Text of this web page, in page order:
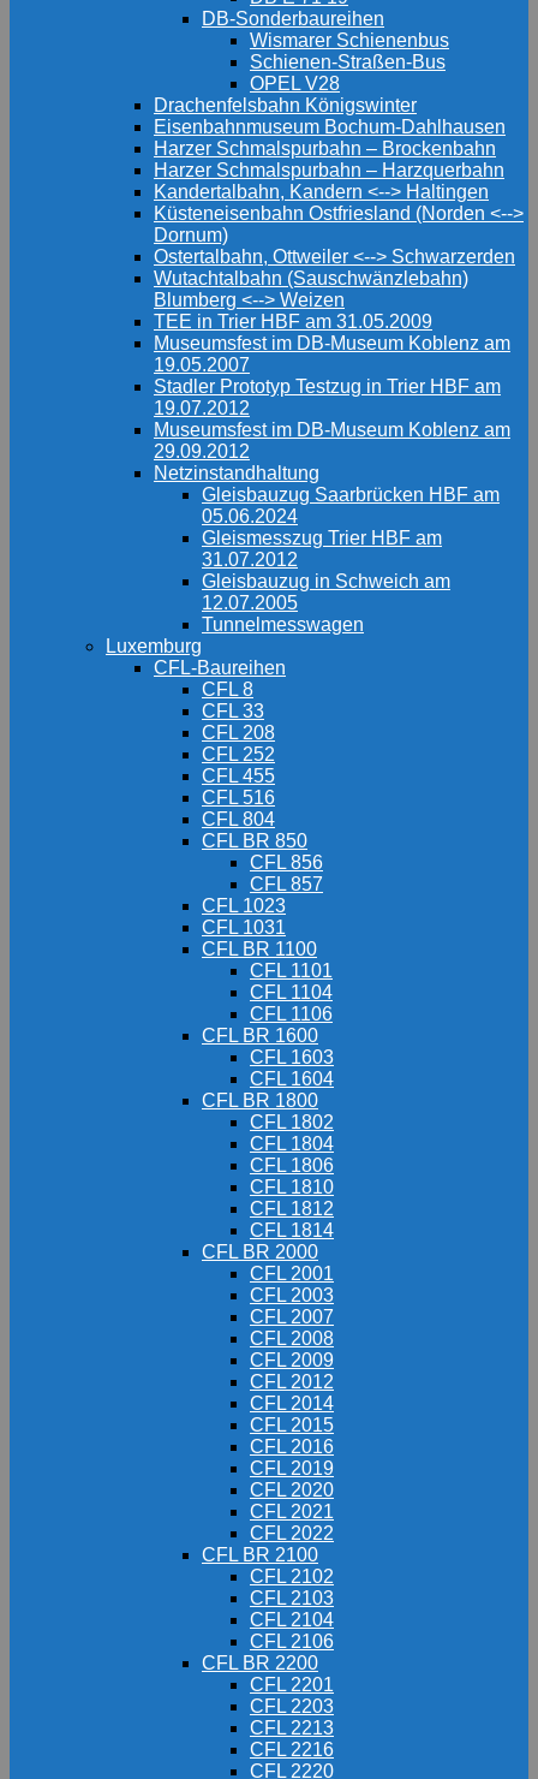
DB-Sonderbaureihen
Wismarer Schienenbus
Schienen-Straßen-Bus
OPEL V28
Drachenfelsbahn Königswinter
Eisenbahnmuseum Bochum-Dahlhausen
Harzer Schmalspurbahn – Brockenbahn
Harzer Schmalspurbahn – Harzquerbahn
Kandertalbahn, Kandern <--> Haltingen
Küsteneisenbahn Ostfriesland (Norden <-->
Dornum)
Ostertalbahn, Ottweiler <--> Schwarzerden
Wutachtalbahn (Sauschwänzlebahn)
Blumberg <--> Weizen
TEE in Trier HBF am 31.05.2009
Museumsfest im DB-Museum Koblenz am
19.05.2007
Stadler Prototyp Testzug in Trier HBF am
19.07.2012
Museumsfest im DB-Museum Koblenz am
29.09.2012
Netzinstandhaltung
Gleisbauzug Saarbrücken HBF am
05.06.2024
Gleismesszug Trier HBF am
31.07.2012
Gleisbauzug in Schweich am
12.07.2005
Tunnelmesswagen
Luxemburg
CFL-Baureihen
CFL 8
CFL 33
CFL 208
CFL 252
CFL 455
CFL 516
CFL 804
CFL BR 850
CFL 856
CFL 857
CFL 1023
CFL 1031
CFL BR 1100
CFL 1101
CFL 1104
CFL 1106
CFL BR 1600
CFL 1603
CFL 1604
CFL BR 1800
CFL 1802
CFL 1804
CFL 1806
CFL 1810
CFL 1812
CFL 1814
CFL BR 2000
CFL 2001
CFL 2003
CFL 2007
CFL 2008
CFL 2009
CFL 2012
CFL 2014
CFL 2015
CFL 2016
CFL 2019
CFL 2020
CFL 2021
CFL 2022
CFL BR 2100
CFL 2102
CFL 2103
CFL 2104
CFL 2106
CFL BR 2200
CFL 2201
CFL 2203
CFL 2213
CFL 2216
CFL 2220